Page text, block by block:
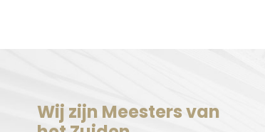
Wij zijn Meesters van